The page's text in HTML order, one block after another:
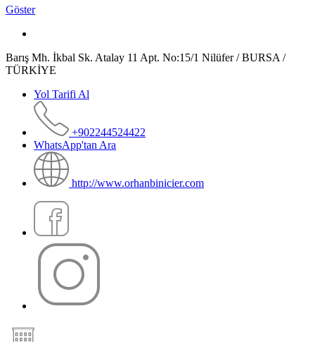
Göster
Barış Mh. İkbal Sk. Atalay 11 Apt. No:15/1 Nilüfer / BURSA /
TÜRKİYE
Yol Tarifi Al
+902244524422
WhatsApp'tan Ara
http://www.orhanbinicier.com